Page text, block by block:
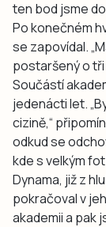
ten bod jsme
Po konečném
se zapovídal.
postaršený o tři
Součástí
jedenácti let.
cizině,“
odkud se
kde s velkým
Dynama, již z
pokračoval v
akademii a pak